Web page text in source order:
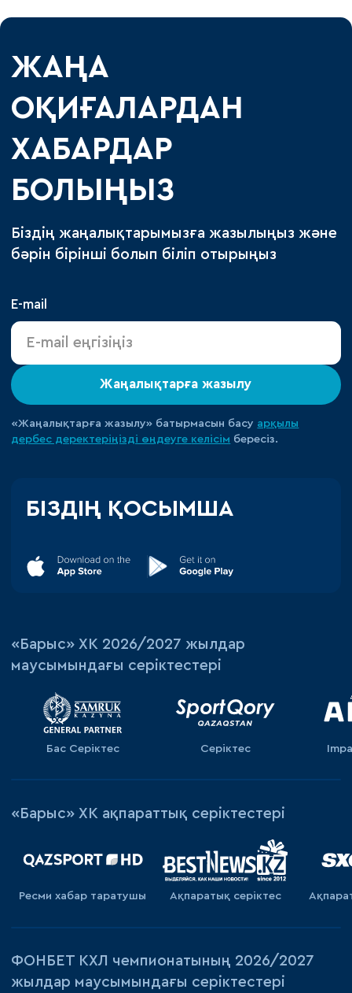
ЖАҢА
ОҚИҒАЛАРДАН
ХАБАРДАР
БОЛЫҢЫЗ
Біздің жаңалықтарымызға жазылыңыз және
бәрін бірінші болып біліп отырыңыз
E-mail
Жаңалықтарға жазылу
«Жаңалықтарға жазылу» батырмасын басу арқылы
дербес деректеріңізді өңдеуге келісім бересіз.
БІЗДІҢ ҚОСЫМША
«‎Барыс»‎ ХК 2026/2027 жылдар
маусымындағы серіктестері
Бас Серіктес Серіктес
«Барыс» ХК ақпараттық серіктестері
Ресми хабар таратушы Ақпаратық серiктес
ФОНБЕТ КХЛ чемпионатының 2026/2027
жылдар маусымындағы серіктестері